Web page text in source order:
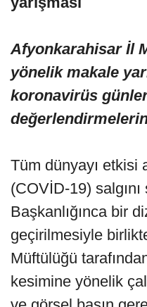
Afyonkarahisar İl
yönelik makale
koronavirüs
Tüm dünyayı etkisi
(COVİD-19)
Başkanlığınca bir
geçirilmesiyle
Müftülüğü
kesimine yönelik